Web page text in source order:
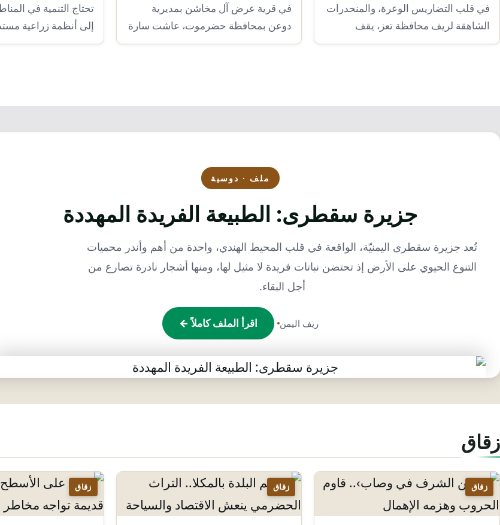
​في قلب التضاريس الوعرة، والمنحدرات
الشاهقة لريف محافظة تعز، يقف
مشروع مياه دبع الخارج…
في قرية عرض آل مخاشن بمديرية
دوعن بمحافظة حضرموت، عاشت سارة
بن مخاشن (25…
تحتاج التنمية في
إلى أنظمة زراعية
خلالها الأسر…
ملف · دوسية
جزيرة سقطرى: الطبيعة الفريدة المهددة
تُعد جزيرة سقطرى اليمنيّة، الواقعة في قلب المحيط الهندي، واحدة من أهم وأندر محميات
التنوع الحيوي على الأرض إذ تحتضن نباتات فريدة لا مثيل لها، ومنها أشجار نادرة تصارع من
أجل البقاء.
ريف اليمن اقرأ الملف كاملاً ←
زقاق
زقاق زقاق زقاق